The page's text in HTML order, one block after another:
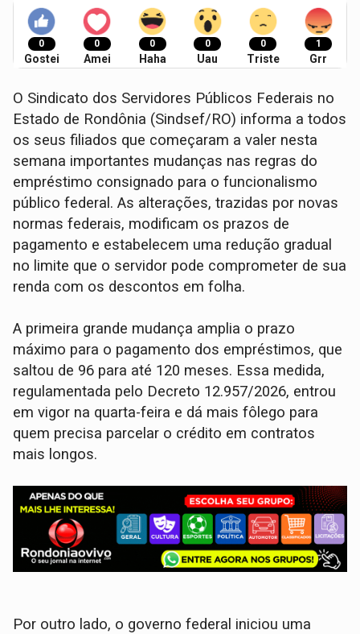
0
Gostei
0
Amei
0
Haha
0
Uau
0
Triste
1
Grr
O Sindicato dos Servidores Públicos Federais no
Estado de Rondônia (Sindsef/RO) informa a todos
os seus filiados que começaram a valer nesta
semana importantes mudanças nas regras do
empréstimo consignado para o funcionalismo
público federal. As alterações, trazidas por novas
normas federais, modificam os prazos de
pagamento e estabelecem uma redução gradual
no limite que o servidor pode comprometer de sua
renda com os descontos em folha.
A primeira grande mudança amplia o prazo
máximo para o pagamento dos empréstimos, que
saltou de 96 para até 120 meses. Essa medida,
regulamentada pelo Decreto 12.957/2026, entrou
em vigor na quarta-feira e dá mais fôlego para
quem precisa parcelar o crédito em contratos
mais longos.
Por outro lado, o governo federal iniciou uma